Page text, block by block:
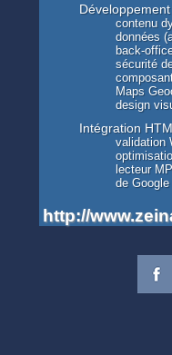
Développement
contenu
données
back-
sécurité
Maps
design
Intégration
validation
lecteur
de
http://